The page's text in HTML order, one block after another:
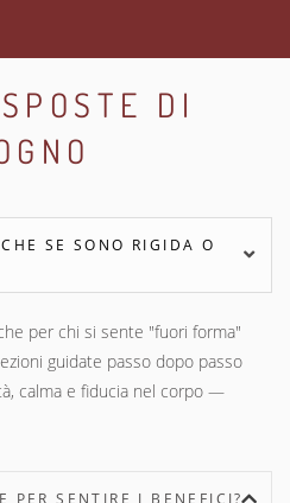
DI
SE SONO RIGIDA O
per chi si sente "fuori forma"
guidate passo dopo passo
calma e fiducia nel corpo —